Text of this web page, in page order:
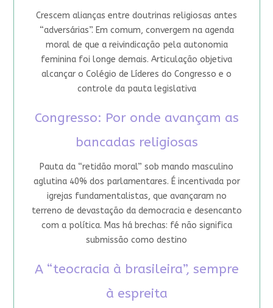
Crescem alianças entre doutrinas religiosas antes
“adversárias”. Em comum, convergem na agenda
moral de que a reivindicação pela autonomia
feminina foi longe demais. Articulação objetiva
alcançar o Colégio de Líderes do Congresso e o
controle da pauta legislativa
Congresso: Por onde avançam as
bancadas religiosas
Pauta da “retidão moral” sob mando masculino
aglutina 40% dos parlamentares. É incentivada por
igrejas fundamentalistas, que avançaram no
terreno de devastação da democracia e desencanto
com a política. Mas há brechas: fé não significa
submissão como destino
A “teocracia à brasileira”, sempre
à espreita